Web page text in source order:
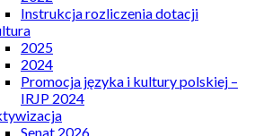
Instrukcja rozliczenia dotacji
2025
2024
Promocja języka i kultury polskiej –
IRJP 2024
Senat 2026